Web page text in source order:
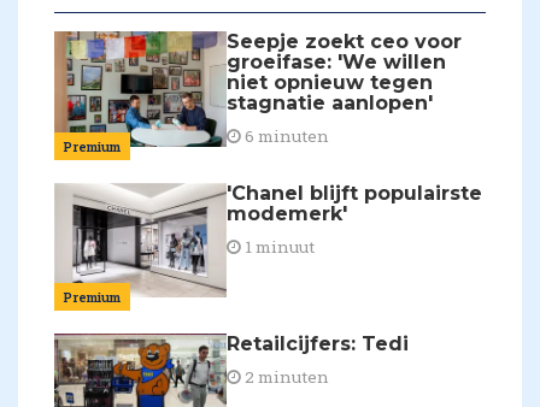
Premium
Seepje zoekt ceo voor
groeifase: 'We willen
niet opnieuw tegen
stagnatie aanlopen'
6 minuten
Premium
'Chanel blijft populairste
modemerk'
1 minuut
Retailcijfers: Tedi
2 minuten